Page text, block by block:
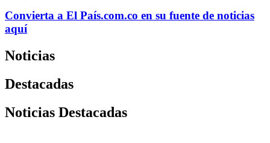
Convierta a El País.com.co en su fuente de noticias
aquí
Noticias
Destacadas
Noticias Destacadas